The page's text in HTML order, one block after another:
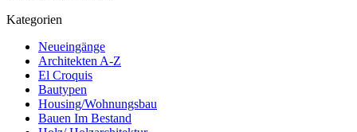
Kategorien
Neueingänge
Architekten A-Z
El Croquis
Bautypen
Housing/Wohnungsbau
Bauen Im Bestand